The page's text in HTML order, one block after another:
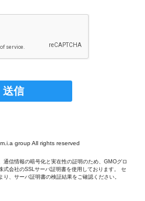
group All rights reserved
通信情報の暗号化と実在性の証明のため、GMOグロ
式会社のSSLサーバ証明書を使用しております。 セ
り、サーバ証明書の検証結果をご確認ください。